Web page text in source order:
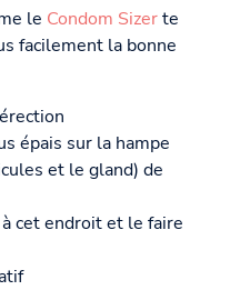
le Condom Sizerte
facilement la bonne
épais sur la hampe
et le gland) de
cet endroit et le faire